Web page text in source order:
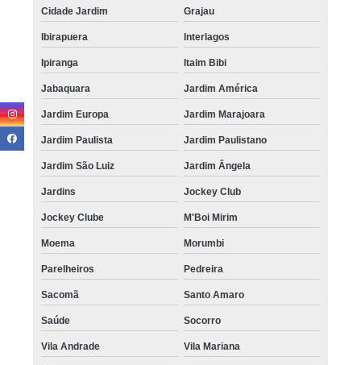
Cidade Jardim Grajau
Ibirapuera Interlagos
Ipiranga Itaim Bibi
Jabaquara Jardim América
Jardim Europa Jardim Marajoara
Jardim Paulista Jardim Paulistano
Jardim São Luiz Jardim Ângela
Jardins Jockey Club
Jockey Clube M'Boi Mirim
Moema Morumbi
Parelheiros Pedreira
Sacomã Santo Amaro
Saúde Socorro
Vila Andrade Vila Mariana